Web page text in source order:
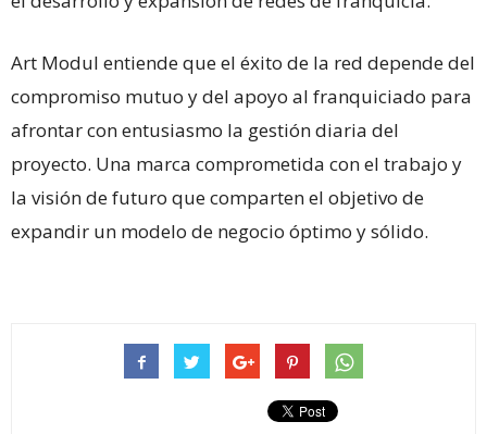
Art Modul entiende que el éxito de la red depende del
compromiso mutuo y del apoyo al franquiciado para
afrontar con entusiasmo la gestión diaria del
proyecto. Una marca comprometida con el trabajo y
la visión de futuro que comparten el objetivo de
expandir un modelo de negocio óptimo y sólido.